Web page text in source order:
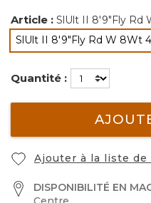
Article : SlUlt II 8'9"Fly Rd
SlUlt II 8'9"Fly Rd W 8Wt
sélectionné
Quantité :
Ajouter à la liste de
DISPONIBILITÉ EN